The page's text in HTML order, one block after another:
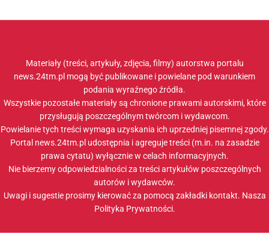
Materiały (treści, artykuły, zdjęcia, filmy) autorstwa portalu
news.24tm.pl mogą być publikowane i powielane pod warunkiem
podania wyraźnego źródła.
Wszystkie pozostałe materiały są chronione prawami autorskimi, które
przysługują poszczególnym twórcom i wydawcom.
Powielanie tych treści wymaga uzyskania ich uprzedniej pisemnej zgody.
Portal news.24tm.pl udostępnia i agreguje treści (m.in. na zasadzie
prawa cytatu) wyłącznie w celach informacyjnych.
Nie bierzemy odpowiedzialności za treści artykułów poszczególnych
autorów i wydawców.
Uwagi i sugestie prosimy kierować za pomocą zakładki kontakt. Nasza
Polityka Prywatności.